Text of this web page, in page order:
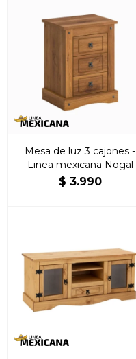
Mesa de luz 3 cajones -
Linea mexicana Nogal
$ 3.990